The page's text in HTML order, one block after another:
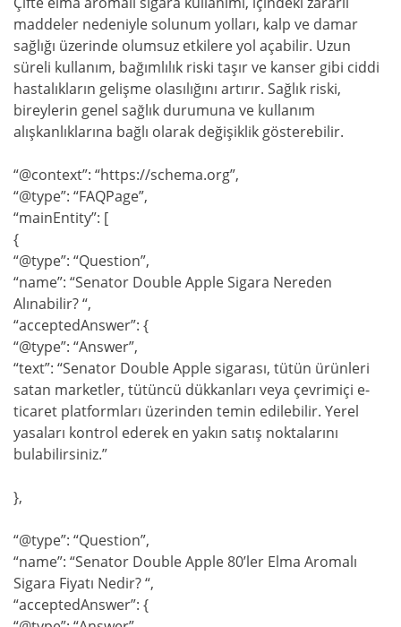
maddeler nedeniyle solunum yolları, kalp ve damar
sağlığı üzerinde olumsuz etkilere yol açabilir. Uzun
süreli kullanım, bağımlılık riski taşır ve kanser gibi ciddi
hastalıkların gelişme olasılığını artırır. Sağlık riski,
bireylerin genel sağlık durumuna ve kullanım
alışkanlıklarına bağlı olarak değişiklik gösterebilir.
“@context”: “https://schema.org”,
“@type”: “FAQPage”,
“mainEntity”: [
{
“@type”: “Question”,
“name”: “Senator Double Apple Sigara Nereden
Alınabilir? “,
“acceptedAnswer”: {
“@type”: “Answer”,
“text”: “Senator Double Apple sigarası, tütün ürünleri
satan marketler, tütüncü dükkanları veya çevrimiçi e-
ticaret platformları üzerinden temin edilebilir. Yerel
yasaları kontrol ederek en yakın satış noktalarını
bulabilirsiniz.”
},
“@type”: “Question”,
“name”: “Senator Double Apple 80’ler Elma Aromalı
Sigara Fiyatı Nedir? “,
“acceptedAnswer”: {